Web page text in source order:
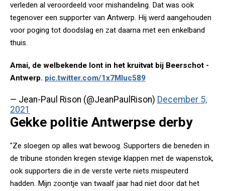
verleden al veroordeeld voor mishandeling. Dat was ook
tegenover een supporter van Antwerp. Hij werd aangehouden
voor poging tot doodslag en zat daarna met een enkelband
thuis.
Amai, de welbekende lont in het kruitvat bij Beerschot -
Antwerp. pic.twitter.com/1x7MIuc589
— Jean-Paul Rison (@JeanPaulRison) December 5,
2021
Gekke politie Antwerpse derby
"Ze sloegen op alles wat bewoog. Supporters die beneden in
de tribune stonden kregen stevige klappen met de wapenstok,
ook supporters die in de verste verte niets mispeuterd
hadden. Mijn zoontje van twaalf jaar had niet door dat het